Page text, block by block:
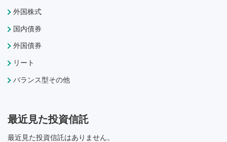
外国株式
国内債券
外国債券
リート
バランス型その他
最近見た投資信託
最近見た投資信託はありません。